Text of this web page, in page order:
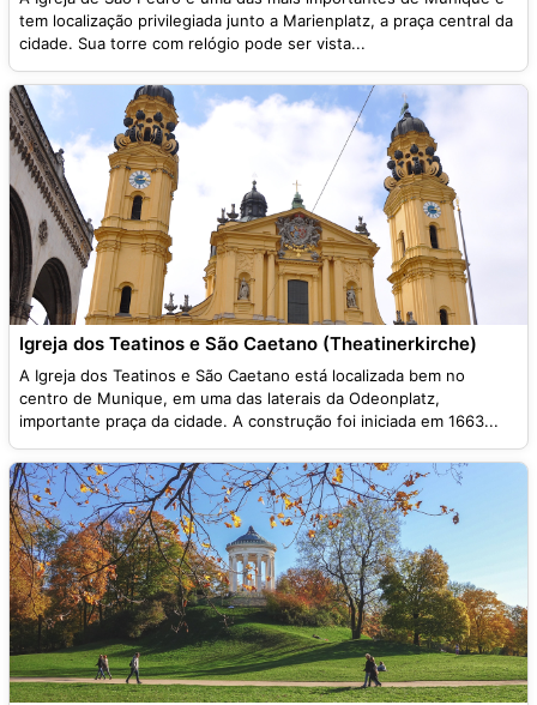
tem localização privilegiada junto a Marienplatz, a praça central da
cidade. Sua torre com relógio pode ser vista...
Igreja dos Teatinos e São Caetano (Theatinerkirche)
A Igreja dos Teatinos e São Caetano está localizada bem no
centro de Munique, em uma das laterais da Odeonplatz,
importante praça da cidade. A construção foi iniciada em 1663...